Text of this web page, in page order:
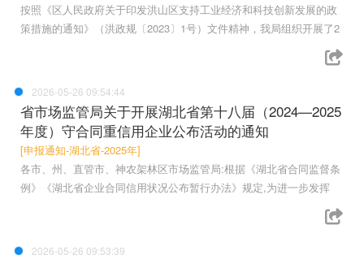
按照《区人民政府关于印发洪山区支持工业经济和科技创新发展的政
策措施的通知》（洪政规〔2023〕1号）文件精神，我局组织开展了2
2026-05-26 09:54:44
省市场监管局关于开展湖北省第十八届（2024—2025
年度）守合同重信用企业公布活动的通知
[申报通知-湖北省-2025年]
各市、州、直管市、神农架林区市场监管局:根据《湖北省合同监督条
例》《湖北省企业合同信用状况公布暂行办法》规定,为进一步发挥
2026-05-26 09:53:39